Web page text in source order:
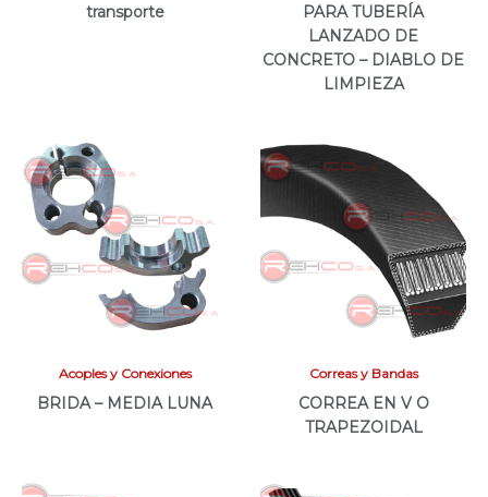
transporte
PARA TUBERÍA
LANZADO DE
CONCRETO – DIABLO DE
LIMPIEZA
Acoples y Conexiones
BRIDA – MEDIA LUNA
Correas y Bandas
CORREA EN V O
TRAPEZOIDAL